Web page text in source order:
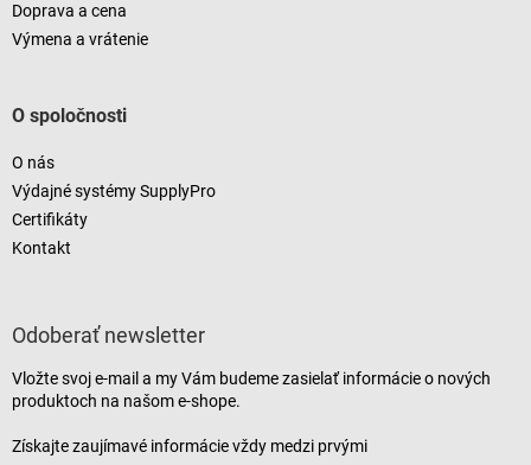
Doprava a cena
Výmena a vrátenie
O spoločnosti
O nás
Výdajné systémy SupplyPro
Certifikáty
Kontakt
Odoberať newsletter
Vložte svoj e-mail a my Vám budeme zasielať informácie o nových
produktoch na našom e-shope.